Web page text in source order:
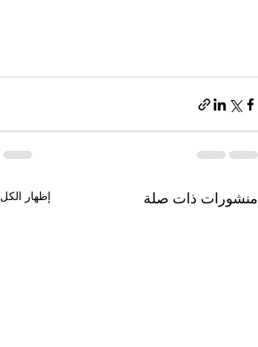
منشورات ذات صلة إظهار الكل